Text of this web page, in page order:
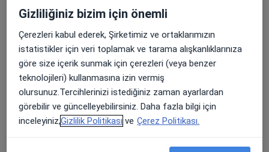
Aile Terapisi
Aile İçi İletişim Sorunları
Akılcı Duygusal Davranışçı Terapi (REBT)
Alexander Pratik Yetenek Testi
Alzheimer Testi
Anne-Baba Eğitimi ve Danışmanlığı
Gizliliğiniz bizim için önemli
Çerezleri kabul ederek, Şirketimiz ve ortaklarımızın
istatistikler için veri toplamak ve tarama alışkanlıklarınıza
göre size içerik sunmak için çerezleri (veya benzer
teknolojileri) kullanmasına izin vermiş
olursunuz.Tercihlerinizi istediğiniz zaman ayarlardan
görebilir ve güncelleyebilirsiniz. Daha fazla bilgi için
inceleyiniz,Gizlilik Politikası ve Çerez Politikası.